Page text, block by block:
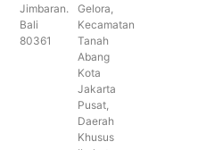
Jimbaran.
Bali
80361
Gelora,
Kecamatan
Tanah
Abang
Kota
Jakarta
Pusat,
Daerah
Khusus